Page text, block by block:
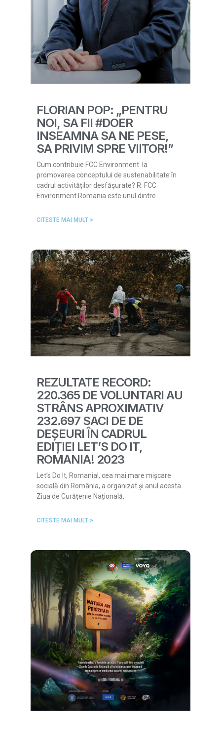
FLORIAN POP: „PENTRU
NOI, SA FII #DOER
INSEAMNA SA NE PESE,
SA PRIVIM SPRE VIITOR!”
Cum contribuie FCC Environment la
promovarea conceptului de sustenabilitate în
cadrul activităților desfășurate? R: FCC
Environment Romania este unul dintre
CITESTE MAI MULT >
REZULTATE RECORD:
220.365 DE VOLUNTARI AU
STRÂNS APROXIMATIV
232.697 SACI DE DE
DEȘEURI ÎN CADRUL
EDIȚIEI LET’S DO IT,
ROMANIA! 2023
Let’s Do It, Romania!, cea mai mare mișcare
socială din România, a organizat și anul acesta
Ziua de Curățenie Națională,
CITESTE MAI MULT >